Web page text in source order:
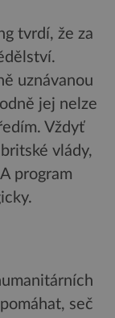
tvrdí, že za
uznávanou
jej nelze
Vždyť
vlády,
program
seč